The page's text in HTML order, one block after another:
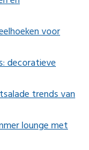
voor
decoratieve
trends van
lounge met